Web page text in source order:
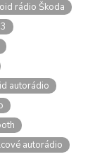
rádio Škoda
autorádio
autorádio